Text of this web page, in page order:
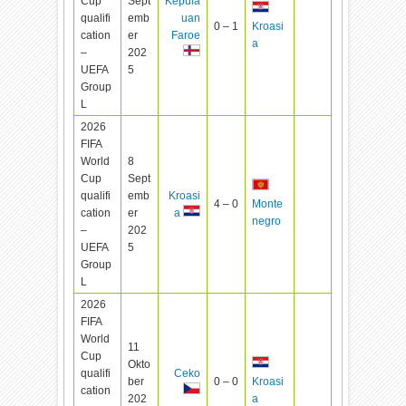
qualifi
cation
–
UEFA
Group
L
emb
er
202
5
uan
Faroe
0 – 1
Kroasi
a
2026
FIFA
World
Cup
qualifi
cation
–
UEFA
Group
L
8
Sept
emb
er
202
5
Kroasi
a
4 – 0
Monte
negro
2026
FIFA
World
Cup
qualifi
cation
11
Okto
ber
202
Ceko
0 – 0
Kroasi
a